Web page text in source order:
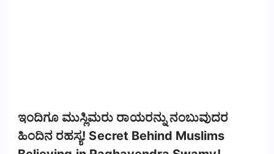
ಇಂದಿಗೂ ಮುಸ್ಲಿಮರು ರಾಯರನ್ನು ನಂಬುವುದರ
ಹಿಂದಿನ ರಹಸ್ಯ! Secret Behind Muslims